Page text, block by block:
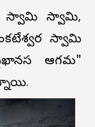
స్వామి స్వామి,
స్వామి
ఆగమ"